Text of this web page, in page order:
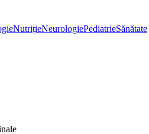
NutrițieNeurologiePediatrieSănătate